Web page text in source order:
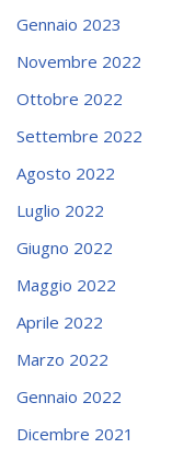
Gennaio 2023
Novembre 2022
Ottobre 2022
Settembre 2022
Agosto 2022
Luglio 2022
Giugno 2022
Maggio 2022
Aprile 2022
Marzo 2022
Gennaio 2022
Dicembre 2021